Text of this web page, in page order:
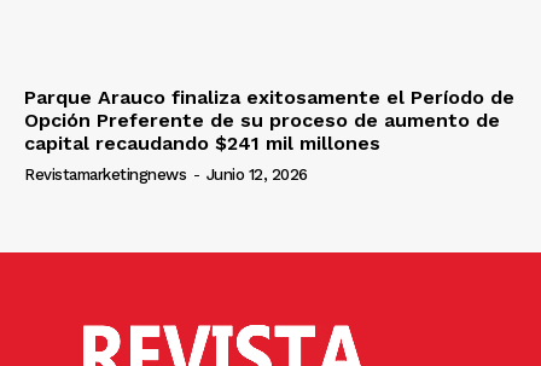
Parque Arauco finaliza exitosamente el Período de
Opción Preferente de su proceso de aumento de
capital recaudando $241 mil millones
Revistamarketingnews - Junio 12, 2026